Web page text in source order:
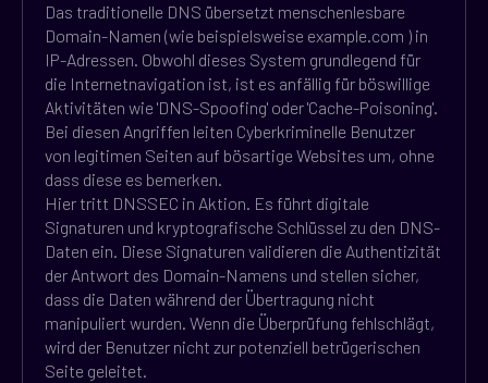
Das traditionelle DNS übersetzt menschenlesbare
Domain-Namen (wie beispielsweise example.com ) in
IP-Adressen. Obwohl dieses System grundlegend für
die Internetnavigation ist, ist es anfällig für böswillige
Aktivitäten wie 'DNS-Spoofing' oder 'Cache-Poisoning'.
Bei diesen Angriffen leiten Cyberkriminelle Benutzer
von legitimen Seiten auf bösartige Websites um, ohne
dass diese es bemerken.
Hier tritt DNSSEC in Aktion. Es führt digitale
Signaturen und kryptografische Schlüssel zu den DNS-
Daten ein. Diese Signaturen validieren die Authentizität
der Antwort des Domain-Namens und stellen sicher,
dass die Daten während der Übertragung nicht
manipuliert wurden. Wenn die Überprüfung fehlschlägt,
wird der Benutzer nicht zur potenziell betrügerischen
Seite geleitet.